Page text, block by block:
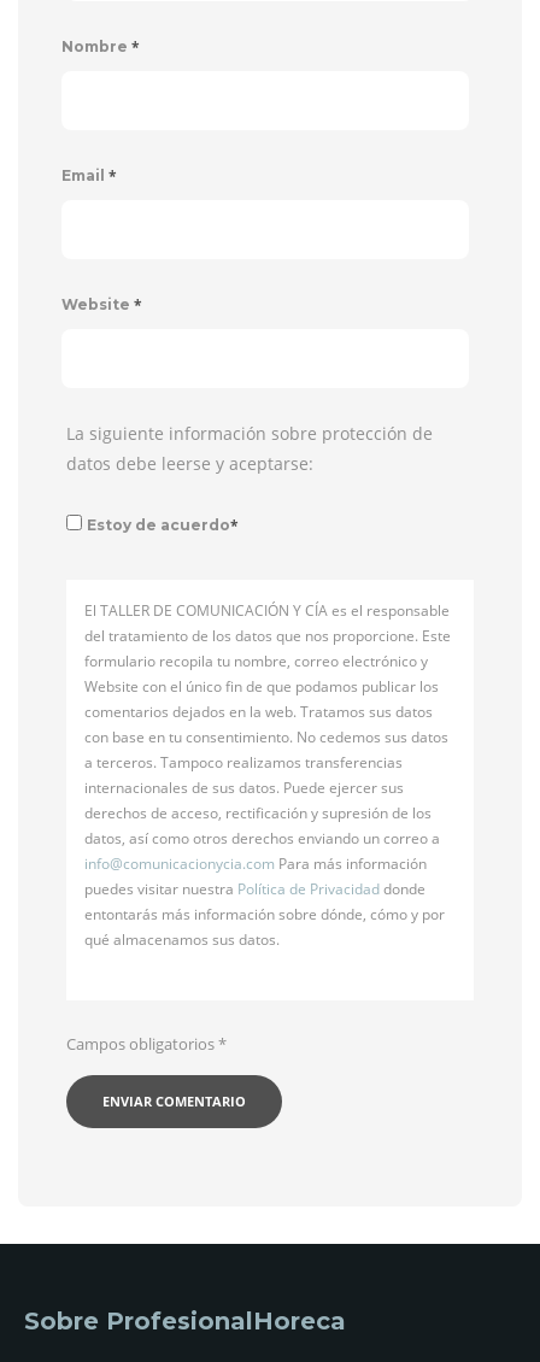
Nombre *
Email *
Website *
La siguiente información sobre protección de
datos debe leerse y aceptarse:
Estoy de acuerdo*
El TALLER DE COMUNICACIÓN Y CÍA es el responsable
del tratamiento de los datos que nos proporcione. Este
formulario recopila tu nombre, correo electrónico y
Website con el único fin de que podamos publicar los
comentarios dejados en la web. Tratamos sus datos
con base en tu consentimiento. No cedemos sus datos
a terceros. Tampoco realizamos transferencias
internacionales de sus datos. Puede ejercer sus
derechos de acceso, rectificación y supresión de los
datos, así como otros derechos enviando un correo a
info@comunicacionycia.com Para más información
puedes visitar nuestra Política de Privacidaddonde
entontarás más información sobre dónde, cómo y por
qué almacenamos sus datos.
Campos obligatorios*
Sobre ProfesionalHoreca